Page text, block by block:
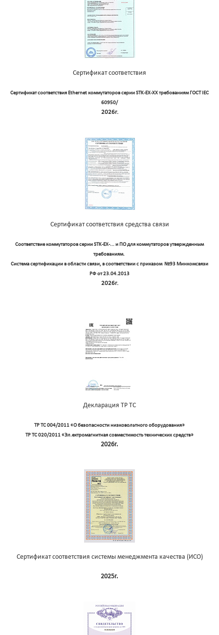
Сертификат соответствия
Сертификат соответствия Ethernet коммутаторов серии STK-EX-XX требованиям ГОСТ IEC
60950/
2026г.
Сертификат соответствия средства связи
Соответствие коммутаторовсерии STK-EX-...и ПО для коммутаторов утвержденным
требованиям.
Система сертификации в области связи, в соответствии с приказом №93 Минкомсвязи
РФ от 23.04.2013
2026г.
Декларация ТР ТС
ТР ТС 004/2011 «О безопасности низковольтного оборудования»
ТР ТС 020/2011 «Эл.ектромагнитная совместимость технических средств»
2026г.
Сертификат соответствия системы менеджмента качества (ИСО)
2025г.